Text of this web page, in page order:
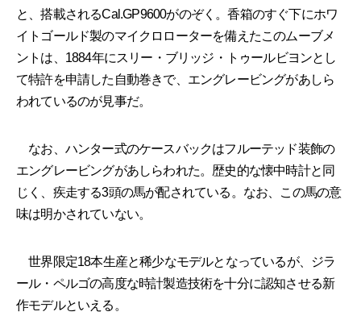
と、搭載されるCal.GP9600がのぞく。香箱のすぐ下にホワ
イトゴールド製のマイクロローターを備えたこのムーブメ
ントは、1884年にスリー・ブリッジ・トゥールビヨンとし
て特許を申請した自動巻きで、エングレービングがあしら
われているのが見事だ。
なお、ハンター式のケースバックはフルーテッド装飾の
エングレービングがあしらわれた。歴史的な懐中時計と同
じく、疾走する3頭の馬が配されている。なお、この馬の意
味は明かされていない。
世界限定18本生産と稀少なモデルとなっているが、ジラ
ール・ペルゴの高度な時計製造技術を十分に認知させる新
作モデルといえる。